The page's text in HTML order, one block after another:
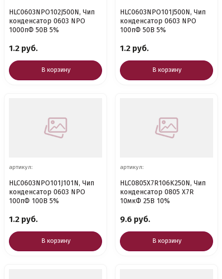
HLC0603NPO102J500N, Чип
конденсатор 0603 NPO
1000пФ 50В 5%
1.2 руб.
В корзину
HLC0603NPO101J500N, Чип
конденсатор 0603 NPO
100пФ 50В 5%
1.2 руб.
В корзину
артикул:
HLC0603NPO101J101N, Чип
конденсатор 0603 NPO
100пФ 100В 5%
1.2 руб.
В корзину
артикул:
HLC0805X7R106K250N, Чип
конденсатор 0805 X7R
10мкФ 25В 10%
9.6 руб.
В корзину